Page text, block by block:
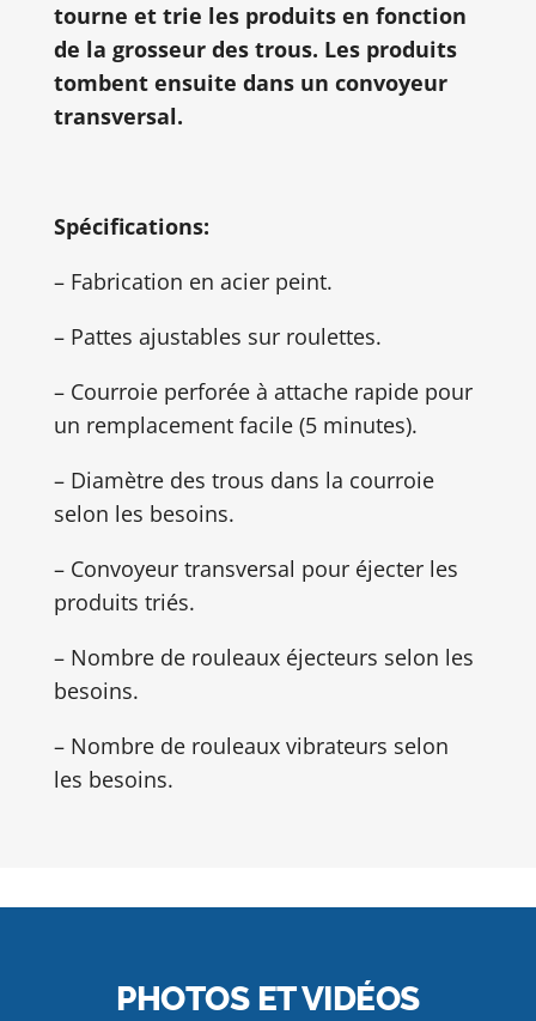
tourne et trie les produits en fonction
de la grosseur des trous. Les produits
tombent ensuite dans un convoyeur
transversal.
Spécifications:
– Fabrication en acier peint.
– Pattes ajustables sur roulettes.
– Courroie perforée à attache rapide pour
un remplacement facile (5 minutes).
– Diamètre des trous dans la courroie
selon les besoins.
– Convoyeur transversal pour éjecter les
produits triés.
– Nombre de rouleaux éjecteurs selon les
besoins.
– Nombre de rouleaux vibrateurs selon
les besoins.
PHOTOS ET VIDÉOS